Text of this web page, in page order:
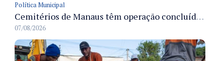
Política Municipal
Cemitérios de Manaus têm operação concluída e estrutura pronta para receber famílias no Dia dos Pais
07/08/2026